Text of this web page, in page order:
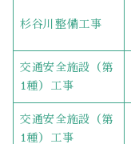
杉谷川整備工事
交通安全施設（第
1種）工事
交通安全施設（第
1種）工事